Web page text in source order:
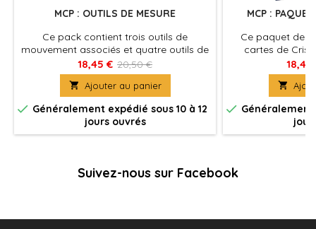
MCP : OUTILS DE MESURE
Ce pack contient trois outils de
mouvement associés et quatre outils de
gamme pour compléter vos jeux de
Marvel: Protocole de crise avec un
ensemble supplémentaire d'outils de
mouvement et de gamme inclus dans le
jeu de base.
18,45 € 20,50 €
 Ajouter au panier
 Généralement expédié sous 10 à 12
jours ouvrés
MCP :
Ce paquet de
cartes de
l'édition 2023
aux vétérans
mettre à
nécessairement
boîte de base.
contenues
18,45

 Généralement
Suivez-nous sur Facebook